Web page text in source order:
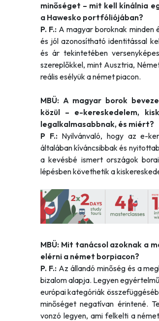
minőséget – mit kell kínálnia
a Hawesko portfóliójában?
P. F.: A magyar boroknak minden
és jól azonosítható identitással
és ár tekintetében
szereplőkkel, mint Ausztria,
reális esélyük a német piacon.
MBÜ: A magyar borok
közül – e-kereskedelem,
legalkalmasabbnak, és miért?
P F.: Nyilvánvaló, hogy az e-
általában kíváncsibbak és
a kevésbé ismert országok
lépésben követhetik a
MBÜ: Mit tanácsol azoknak a
elérni a német borpiacon?
P. F.: Az állandó minőség és a
bizalom alapja. Legyen
európai kategóriák
minőséget negatívan érintené.
vonzó legyen, ami felkelti a